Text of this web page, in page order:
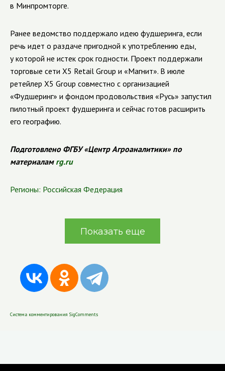
в Минпромторге.
Ранее ведомство поддержало идею фудшеринга, если
речь идет о раздаче пригодной к употреблению еды,
у которой не истек срок годности. Проект поддержали
торговые сети Х5 Retail Group и «Магнит». В июле
ретейлер X5 Group совместно с организацией
«Фудшеринг» и фондом продовольствия «Русь» запустил
пилотный проект фудшеринга и сейчас готов расширить
его географию.
Подготовлено ФГБУ «Центр Агроаналитики» по
материалам rg.ru
Регионы: Российская Федерация
Показать еще
Система комментирования SigComments